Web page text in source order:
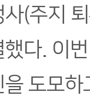
(주지
다. 이
도모